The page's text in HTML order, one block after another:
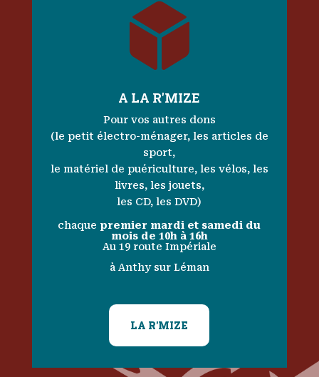

A LA R'MIZE
Pour vos autres dons
(le petit électro-ménager, les articles de
sport,
le matériel de puériculture, les vélos, les
livres, les jouets,
les CD, les DVD)
chaque premier mardi et samedi du
mois de 10h à 16h
Au 19 route Impériale
à Anthy sur Léman
LA R'MIZE